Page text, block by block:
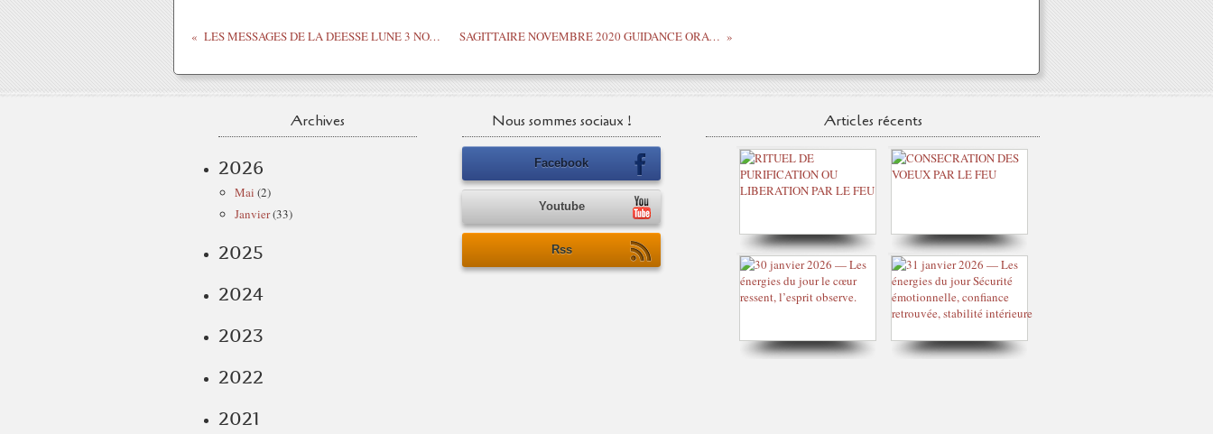
LES MESSAGES DE LA DEESSE LUNE 3 NOVEMBRE 2020 SAGITTAIRE NOVEMBRE 2020 GUIDANCE ORACLE –ASTRO
Archives
2026
Mai (2)
Janvier(33)
2025
2024
2023
2022
2021
Nous sommes sociaux !
Facebook
Youtube
Rss
Articles récents